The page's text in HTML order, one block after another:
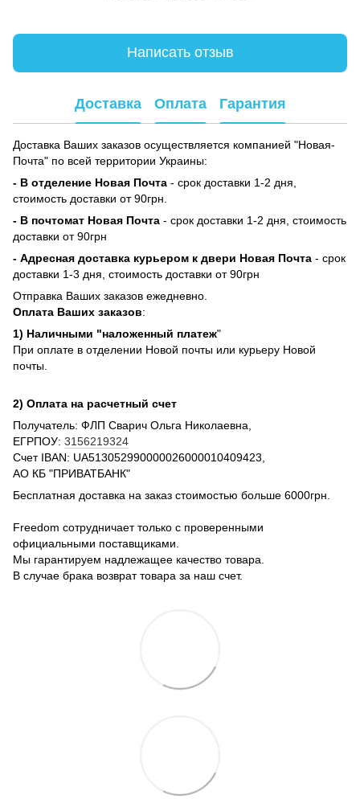
Написать отзыв
Доставка Оплата Гарантия
Доставка Ваших заказов осуществляется компанией "Новая-
Почта" по всей территории Украины:
- В отделение Новая Почта - срок доставки 1-2 дня,
стоимость доставки от 90грн.
- В почтомат Новая Почта - срок доставки 1-2 дня, стоимость
доставки от 90грн
- Адресная доставка курьером к двери Новая Почта - срок
доставки 1-3 дня, стоимость доставки от 90грн
Отправка Ваших заказов ежедневно.
Оплата Ваших заказов:
1) Наличными "наложенный платеж"
При оплате в отделении Новой почты или курьеру Новой
почты.
2) Оплата на расчетный счет
Получатель: ФЛП Сварич Ольга Николаевна,
ЕГРПОУ: 3156219324
Счет IBAN: UA513052990000026000010409423,
АО КБ "ПРИВАТБАНК"
Бесплатная доставка на заказ стоимостью больше 6000грн.
Freedom сотрудничает только с проверенными
официальными поставщиками.
Мы гарантируем надлежащее качество товара.
В случае брака возврат товара за наш счет.